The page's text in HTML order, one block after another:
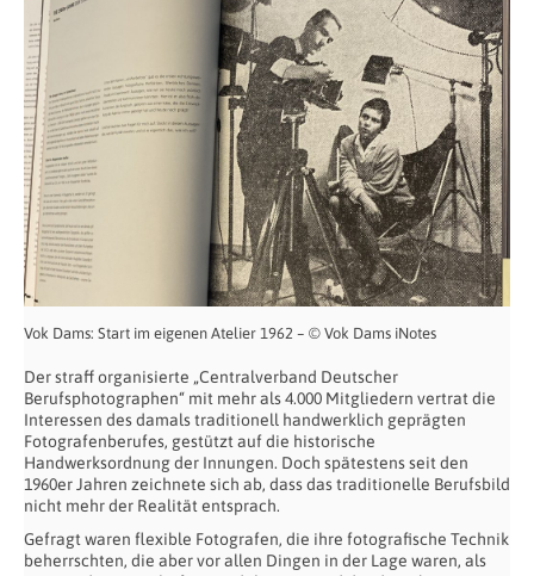
Vok Dams: Start im eigenen Atelier 1962 – © Vok Dams iNotes
Der straff organisierte „Centralverband Deutscher
Berufsphotographen“ mit mehr als 4.000 Mitgliedern vertrat die
Interessen des damals traditionell handwerklich geprägten
Fotografenberufes, gestützt auf die historische
Handwerksordnung der Innungen. Doch spätestens seit den
1960er Jahren zeichnete sich ab, dass das traditionelle Berufsbild
nicht mehr der Realität entsprach.
Gefragt waren flexible Fotografen, die ihre fotografische Technik
beherrschten, die aber vor allen Dingen in der Lage waren, als